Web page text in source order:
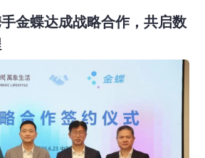
金蝶达成战略合作，共启数